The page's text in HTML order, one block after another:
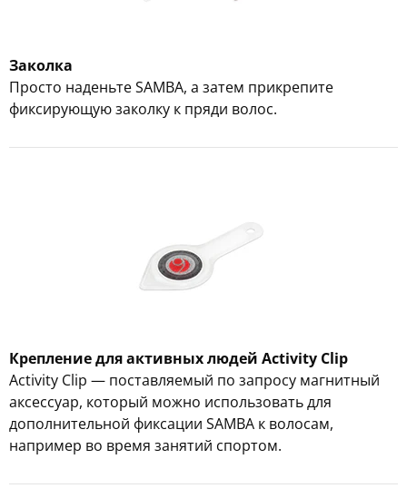
Заколка
Просто наденьте SAMBA, а затем прикрепите
фиксирующую заколку к пряди волос.
Крепление для активных людей Activity Clip
Activity Clip — поставляемый по запросу магнитный
аксессуар, который можно использовать для
дополнительной фиксации SAMBA к волосам,
например во время занятий спортом.